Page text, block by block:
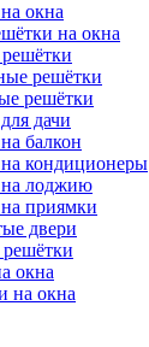
окна
на окна
решётки
решётки
дачи
балкон
кондиционеры
лоджию
приямки
двери
окна
на окна